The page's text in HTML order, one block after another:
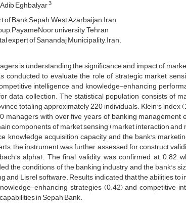
Adib Eghbalyar3
Bank Sepah, West Azarbaijan, Iran
PayameNoor university, Tehran
expert of Sanandaj Municipality, Iran.
is understanding the significance and impact of
conducted to evaluate the role of strategic market
intelligence and knowledge-enhancing
data collection. The statistical population consists of
totaling approximately 220 individuals. Klein's index
managers with over five years of banking management
components of market sensing (market interaction and
knowledge acquisition capacity, and the bank's
the instrument was further assessed for construct
alpha). The final validity was confirmed at 0.82,
the conditions of the banking industry and the bank's
and Lisrel software. Results indicated that the abilities to
enhancing strategies (0.42) and competitive
in Sepah Bank.